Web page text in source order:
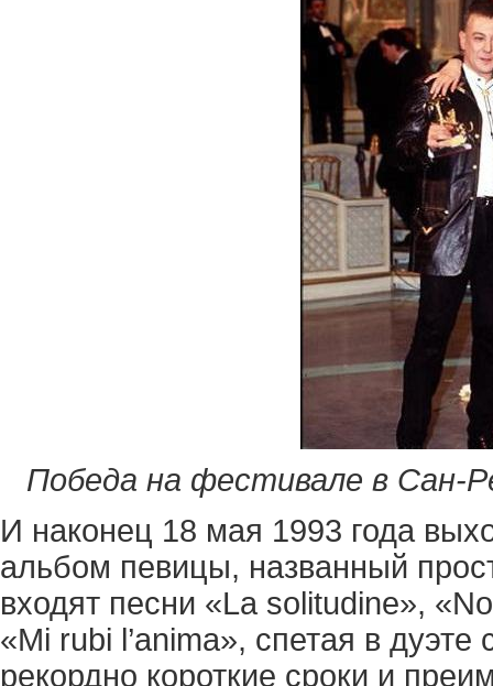
Победа на фестивале в Сан-
И наконец 18 мая 1993 года
альбом певицы, названный
входят песни «La solitudine»,
«Mi rubi l’anima», спетая в
рекордно короткие сроки и